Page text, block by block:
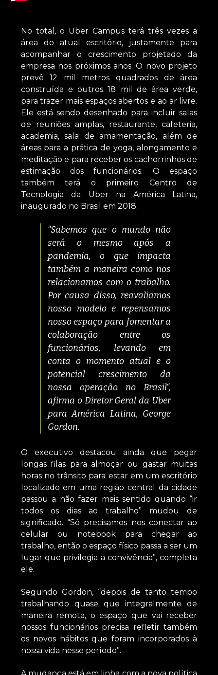
No total, o Uber Campus terá três vezes a
área do atual escritório, justamente para
acompanhar o crescimento projetado da
empresa nos próximos anos. O novo projeto
prevê 12 mil metros quadrados de área
construída e outros 18 mil de área verde,
para trazer mais espaços abertos e ao ar livre.
Ele está sendo desenhado para incluir salas
de reuniões amplas, restaurante, cafeteria,
academia, sala de amamentação, além de
áreas para a prática de yoga, alongamento e
meditação e para receber os cachorrinhos de
estimação dos funcionários. O espaço
também terá o primeiro Centro de
Tecnologia da Uber na América Latina,
inaugurado no Brasil em 2018.
“Sabemos que o mundo não
será o mesmo após a
pandemia, o que impacta
também a maneira como nos
relacionamos com o trabalho.
Por causa disso, reavaliamos
nosso modelo e repensamos
nosso espaço para fomentar a
colaboração entre os
funcionários, levando em
conta o momento atual e o
potencial crescimento da
nossa operação no Brasil“,
afirma o Diretor Geral da Uber
para América Latina, George
Gordon.
O executivo destacou ainda que pegar
longas filas para almoçar ou gastar muitas
horas no trânsito para estar em um escritório
localizado em uma região central da cidade
passou a não fazer mais sentido quando “ir
todos os dias ao trabalho” mudou de
significado. “Só precisamos nos conectar ao
celular ou notebook para chegar ao
trabalho, então o espaço físico passa a ser um
lugar que privilegia a convivência”, completa
ele.
Segundo Gordon, “depois de tanto tempo
trabalhando quase que integralmente de
maneira remota, o espaço que vai receber
nossos funcionários precisa refletir também
os novos hábitos que foram incorporados à
nossa vida nesse período”.
A mudança está em linha com a nova política